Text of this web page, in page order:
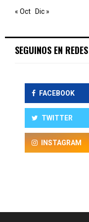
« Oct
Dic »
SEGUINOS EN REDES
FACEBOOK
TWITTER
INSTAGRAM